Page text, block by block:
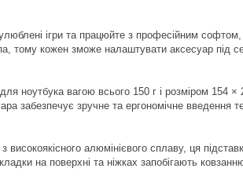
ігри та працюйте з професійним
тому кожен зможе налаштувати аксесуар
для ноутбука вагою всього 150 г і розміром
забезпечує зручне та ергономічне
з високоякісного алюмінієвого сплаву, ця
на поверхні та ніжках запобігають